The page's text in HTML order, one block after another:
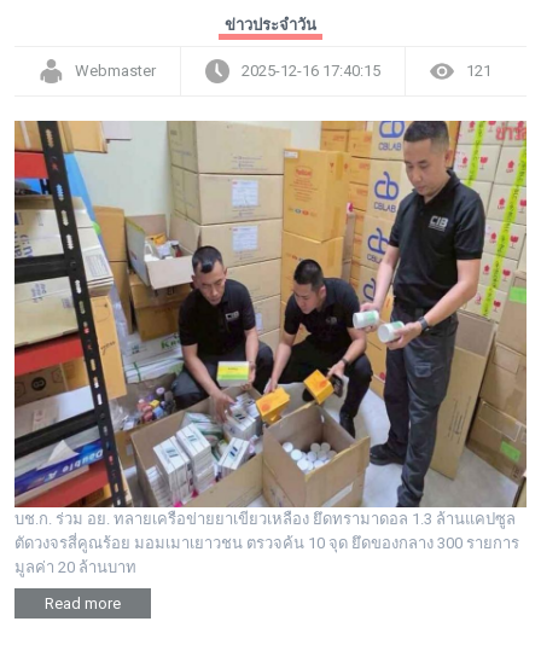
ข่าวประจำวัน
Webmaster 2025-12-16 17:40:15 121
บช.ก. ร่วม อย. ทลายเครือข่ายยาเขียวเหลือง ยึดทรามาดอล 1.3 ล้านแคปซูล
ตัดวงจรสี่คูณร้อย มอมเมาเยาวชน ตรวจค้น 10 จุด ยึดของกลาง 300 รายการ
มูลค่า 20 ล้านบาท
Read more